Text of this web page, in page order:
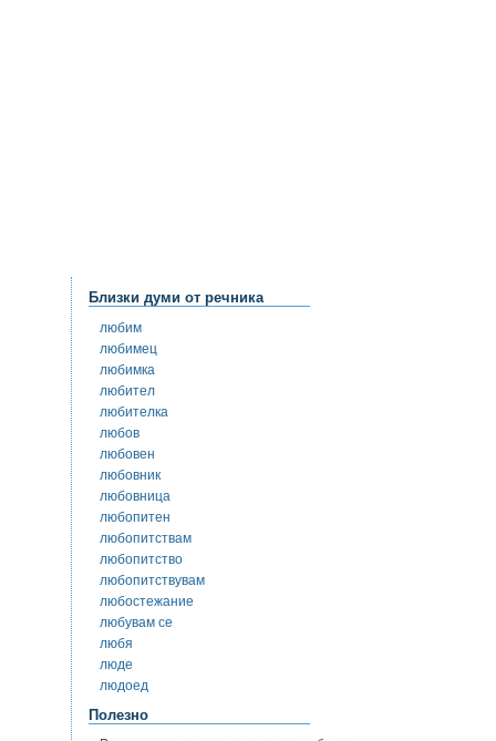
Близки думи от речника
любим
любимец
любимка
любител
любителка
любов
любовен
любовник
любовница
любопитен
любопитствам
любопитство
любопитствувам
любостежание
любувам се
любя
люде
людоед
Полезно